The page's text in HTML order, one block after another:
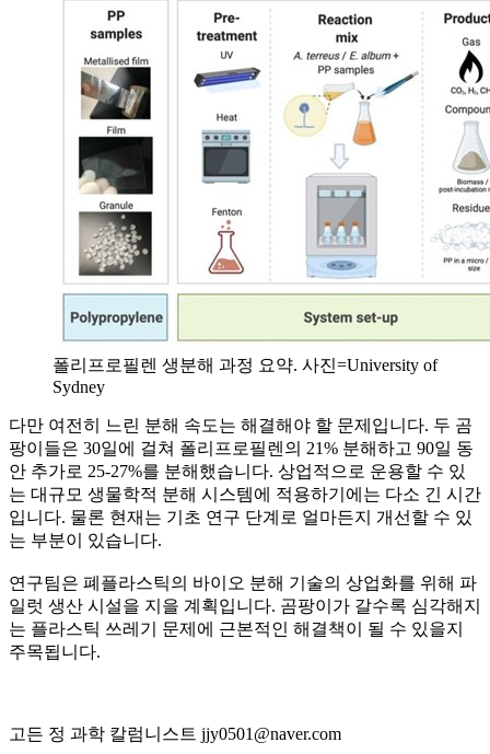
폴리프로필렌 생분해 과정 요약. 사진=University of
Sydney
다만 여전히 느린 분해 속도는 해결해야 할 문제입니다. 두 곰
팡이들은 30일에 걸쳐 폴리프로필렌의 21% 분해하고 90일 동
안 추가로 25-27%를 분해했습니다. 상업적으로 운용할 수 있
는 대규모 생물학적 분해 시스템에 적용하기에는 다소 긴 시간
입니다. 물론 현재는 기초 연구 단계로 얼마든지 개선할 수 있
는 부분이 있습니다.
연구팀은 폐플라스틱의 바이오 분해 기술의 상업화를 위해 파
일럿 생산 시설을 지을 계획입니다. 곰팡이가 갈수록 심각해지
는 플라스틱 쓰레기 문제에 근본적인 해결책이 될 수 있을지
주목됩니다.
고든 정 과학 칼럼니스트 jjy0501@naver.com